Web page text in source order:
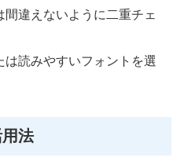
違えないように二重チェ
読みやすいフォントを選
法